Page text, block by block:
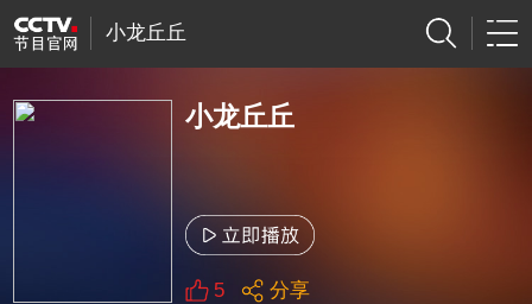
小龙丘丘
小龙丘丘
5 分享